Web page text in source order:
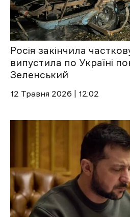
Росія закінчила
випустила по Україні
Зеленський
12 Травня 2026 | 12:02